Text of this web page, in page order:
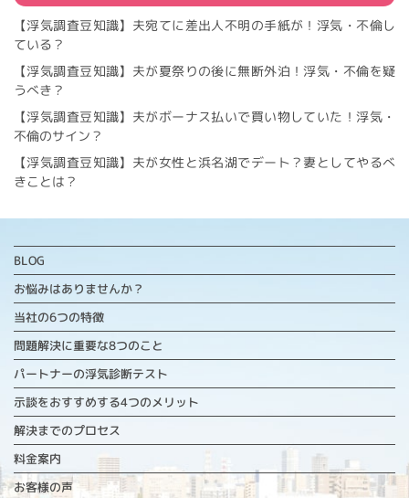
【浮気調査豆知識】夫宛てに差出人不明の手紙が！浮気・不倫し
ている？
【浮気調査豆知識】夫が夏祭りの後に無断外泊！浮気・不倫を疑
うべき？
【浮気調査豆知識】夫がボーナス払いで買い物していた！浮気・
不倫のサイン？
【浮気調査豆知識】夫が女性と浜名湖でデート？妻としてやるべ
きことは？
BLOG
お悩みはありませんか？
当社の6つの特徴
問題解決に重要な8つのこと
パートナーの浮気診断テスト
示談をおすすめする4つのメリット
解決までのプロセス
料金案内
お客様の声